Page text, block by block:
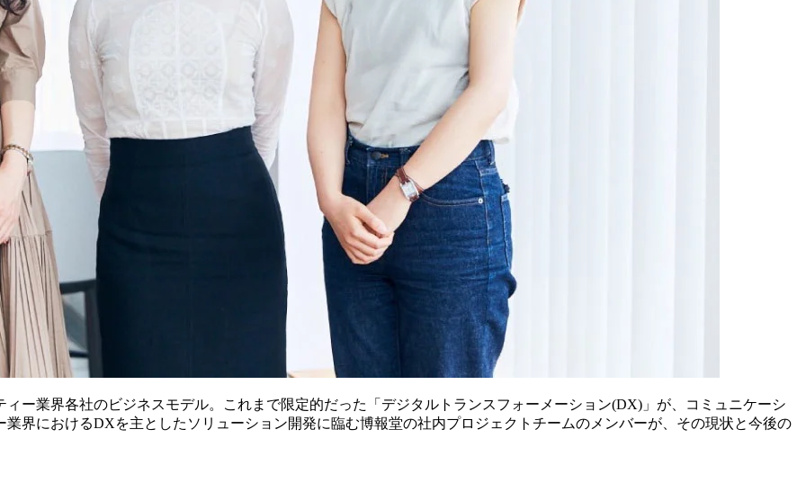
ー業界各社のビジネスモデル。これまで限定的だった「デジタルトランスフォーメーション(DX)」が、コミュニケーシ
界におけるDXを主としたソリューション開発に臨む博報堂の社内プロジェクトチームのメンバーが、その現状と今後の